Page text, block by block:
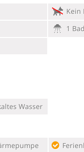
Kein
1
Wasser